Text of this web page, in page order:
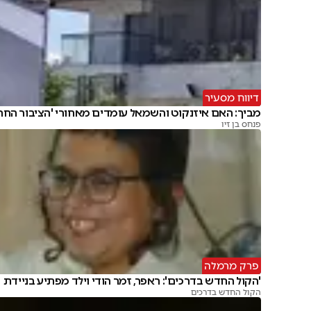
דיווח מסעיר
מביך: האם איזנקוט והשמאל עומדים מאחורי 'הציבור
פנחס בן זיו
פרק מרמלה
'הקול החדש בדרכים': ראפר, זמר הודי וילד מפתיע בניידת
הקול החדש בדרכים